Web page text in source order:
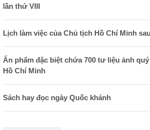
lần thứ VIII
Lịch làm việc của Chủ tịch Hồ Chí Minh
Ấn phẩm đặc biệt chứa 700 tư liệu ảnh
Hồ Chí Minh
Sách hay đọc ngày Quốc khánh